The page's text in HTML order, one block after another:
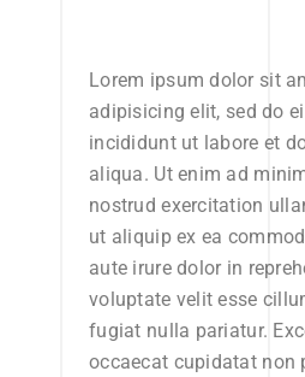
Lorem ipsum dolor sit
adipisicing elit, sed do
incididunt ut labore et
aliqua. Ut enim ad
nostrud exercitation
ut aliquip ex ea
aute irure dolor in
voluptate velit esse
fugiat nulla pariatur.
occaecat cupidatat non